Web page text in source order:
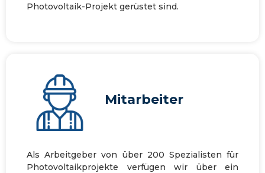
Photovoltaik-Projekt gerüstet sind.
Mitarbeiter
Als Arbeitgeber von über 200 Spezialisten für
Photovoltaikprojekte verfügen wir über ein